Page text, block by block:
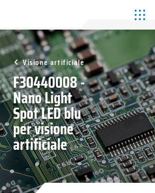
Visione artificiale
F30440008 -
Nano Light
Spot LED blu
per visione
artificiale